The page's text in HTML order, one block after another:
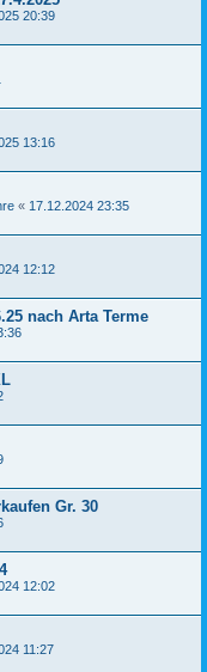
20:39
13:16
« 17.12.2024 23:35
12:12
nach Arta Terme
Gr. 30
12:02
11:27